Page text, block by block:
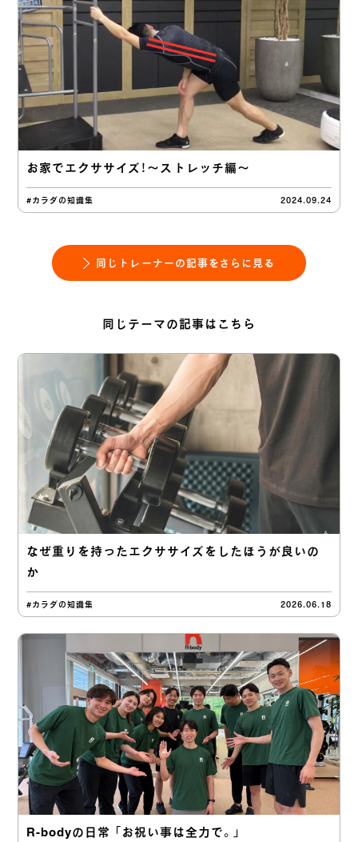
お家でエクササイズ！〜ストレッチ編〜
#カラダの知識集 2024.09.24
同じトレーナーの記事をさらに見る
同じテーマの記事はこちら
なぜ重りを持ったエクササイズをしたほうが良いの
か
#カラダの知識集 2026.06.18
R-bodyの日常 「お祝い事は全力で。」